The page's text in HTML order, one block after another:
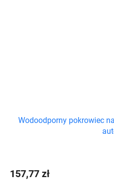
Wodoodporny pokrowiec
157,77 zł